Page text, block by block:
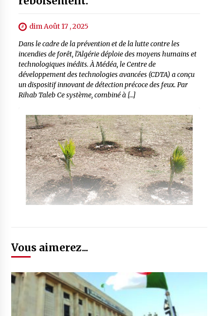
dim Août 17 , 2025
Dans le cadre de la prévention et de la lutte contre les
incendies de forêt, l’Algérie déploie des moyens humains et
technologiques inédits. À Médéa, le Centre de
développement des technologies avancées (CDTA) a conçu
un dispositif innovant de détection précoce des feux. Par
Rihab Taleb Ce système, combiné à […]
Vous aimerez...